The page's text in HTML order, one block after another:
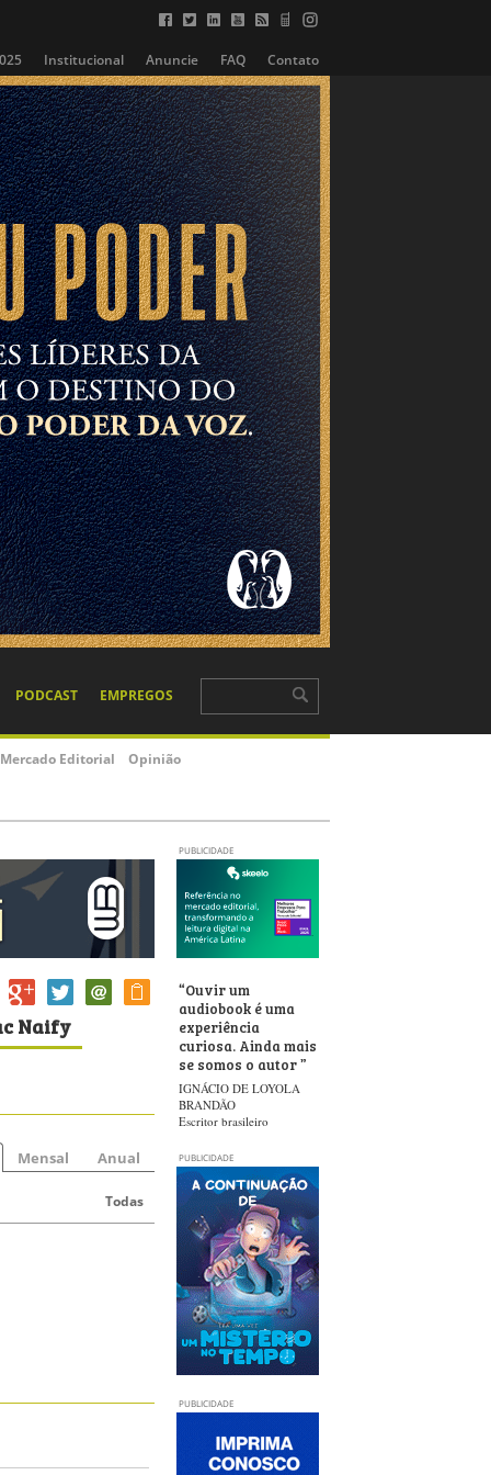
Institucional Anuncie FAQ Contato
PODCAST EMPREGOS
Mercado Editorial Opinião
PUBLICIDADE
Naify
Mensal Anual
Todas
“Ouvir um
audiobook é uma
experiência
curiosa. Ainda mais
se somos o autor”
IGNÁCIO DE LOYOLA
BRANDÃO
Escritor brasileiro
PUBLICIDADE
PUBLICIDADE